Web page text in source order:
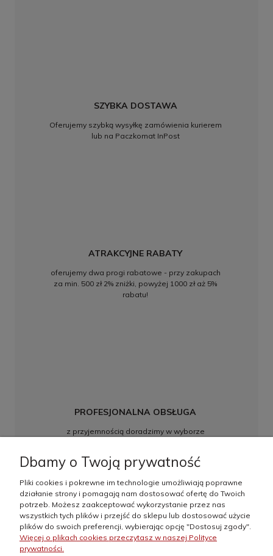
SZYBKA DOSTAWA
Oferujemy szybką wysyłkę zamówienia kurierem
lub na Paczkomat InPost
ATRAKCYJNE RABATY
oferujemy dwa progi rabatowe - przy zakupach
za min. 500 zł 2% zniżki, powyżej 1000 zł aż 5%
rabatu!
PROFESJONALNA OBSŁUGA
z przyjemnością doradzimy w wyborze
Informacje
Moje konto
Dbamy o Twoją prywatność
Pliki cookies i pokrewne im technologie umożliwiają poprawne
działanie strony i pomagają nam dostosować ofertę do Twoich
potrzeb. Możesz zaakceptować wykorzystanie przez nas
wszystkich tych plików i przejść do sklepu lub dostosować użycie
plików do swoich preferencji, wybierając opcję "Dostosuj zgody".
Więcej o plikach cookies przeczytasz w naszej Polityce
prywatności.